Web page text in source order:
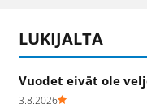
LUKIJALTA
Vuodet eivät ole
3.8.2026